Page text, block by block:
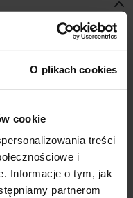
O plikach cookies
cookie
treści
i
Informacje o tym, jak
partnerom